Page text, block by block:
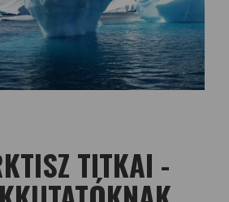
TITKAI -